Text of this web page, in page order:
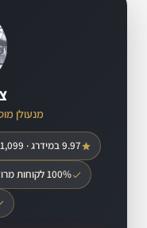
מנעולן
9.97 במידרג · 1,099 חוות דעת
100% לקוחות מרוצים